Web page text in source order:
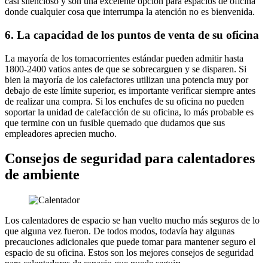
donde cualquier cosa que interrumpa la atención no es bienvenida.
6. La capacidad de los puntos de venta de su oficina
La mayoría de los tomacorrientes estándar pueden admitir hasta
1800-2400 vatios antes de que se sobrecarguen y se disparen. Si
bien la mayoría de los calefactores utilizan una potencia muy por
debajo de este límite superior, es importante verificar siempre antes
de realizar una compra. Si los enchufes de su oficina no pueden
soportar la unidad de calefacción de su oficina, lo más probable es
que termine con un fusible quemado que dudamos que sus
empleadores aprecien mucho.
Consejos de seguridad para calentadores
de ambiente
Los calentadores de espacio se han vuelto mucho más seguros de lo
que alguna vez fueron. De todos modos, todavía hay algunas
precauciones adicionales que puede tomar para mantener seguro el
espacio de su oficina. Estos son los mejores consejos de seguridad